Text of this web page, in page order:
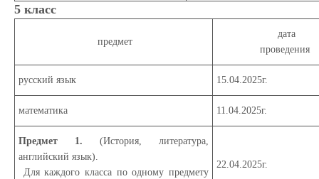
5 класс
предмет
дата
проведения
русский язык 15.04.2025г.
математика 11.04.2025г.
Предмет 1. (История, литература,
английский язык).
Для каждого класса по одному предмету
22.04.2025г.